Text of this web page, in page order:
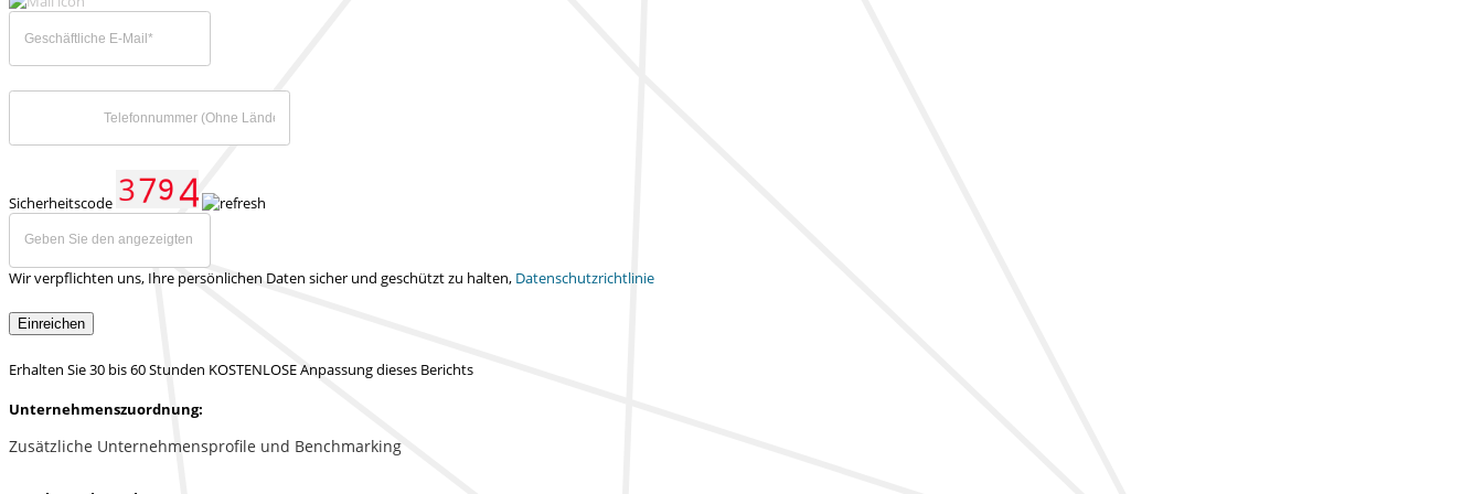
Sicherheitscode
Wir verpflichten uns, Ihre persönlichen Daten sicher und geschützt zu halten, Datenschutzrichtlinie
Einreichen
Erhalten Sie 30 bis 60 Stunden KOSTENLOSE Anpassung dieses Berichts
Unternehmenszuordnung:
Zusätzliche Unternehmensprofile und Benchmarking